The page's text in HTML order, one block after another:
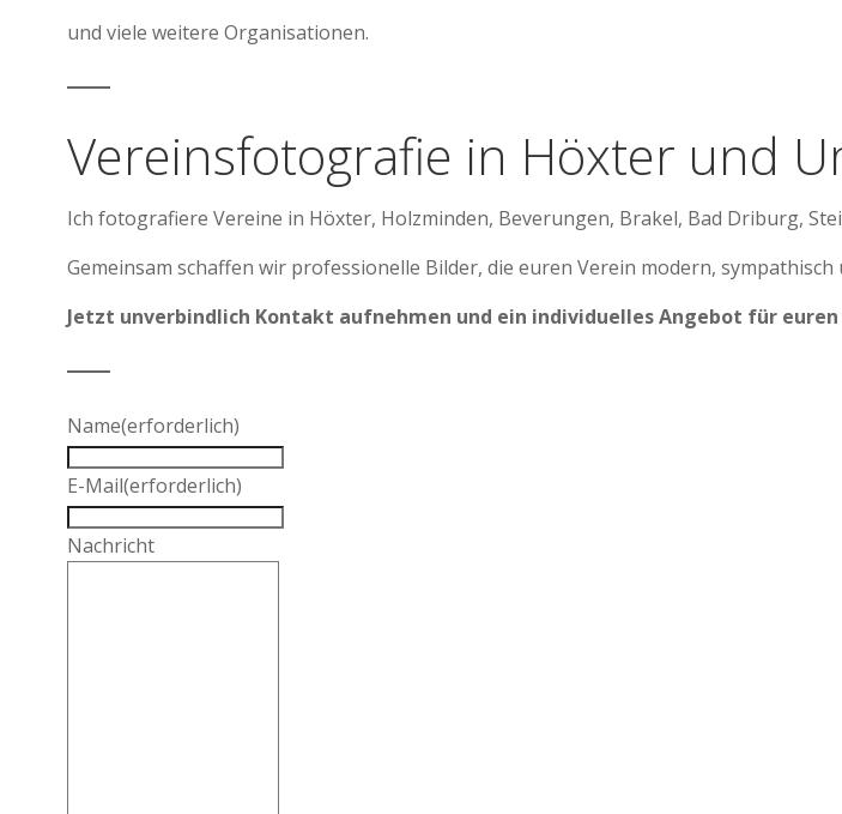
und viele weitere Organisationen.
Vereinsfotografie in Höxter und
Ich fotografiere Vereine in Höxter, Holzminden, Beverungen, Brakel, Bad Driburg,
Gemeinsam schaffen wir professionelle Bilder, die euren Verein modern,
Jetzt unverbindlich Kontakt aufnehmen und ein individuelles Angebot für
Name(erforderlich)
E-Mail(erforderlich)
Nachricht